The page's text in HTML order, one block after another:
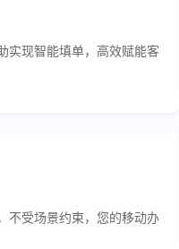
实现智能填单，高效赋能客
不受场景约束，您的移动办